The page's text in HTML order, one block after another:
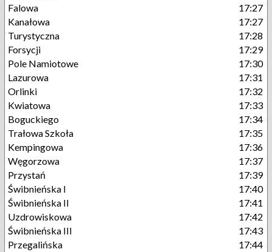
Falowa
17:27
Kanałowa
17:27
Turystyczna
17:28
Forsycji
17:29
Pole Namiotowe
17:30
Lazurowa
17:31
Orlinki
17:32
Kwiatowa
17:33
Boguckiego
17:34
Trałowa Szkoła
17:35
Kempingowa
17:36
Węgorzowa
17:37
Przystań
17:39
Świbnieńska I
17:40
Świbnieńska II
17:41
Uzdrowiskowa
17:42
Świbnieńska III
17:43
Przegalińska
17:44